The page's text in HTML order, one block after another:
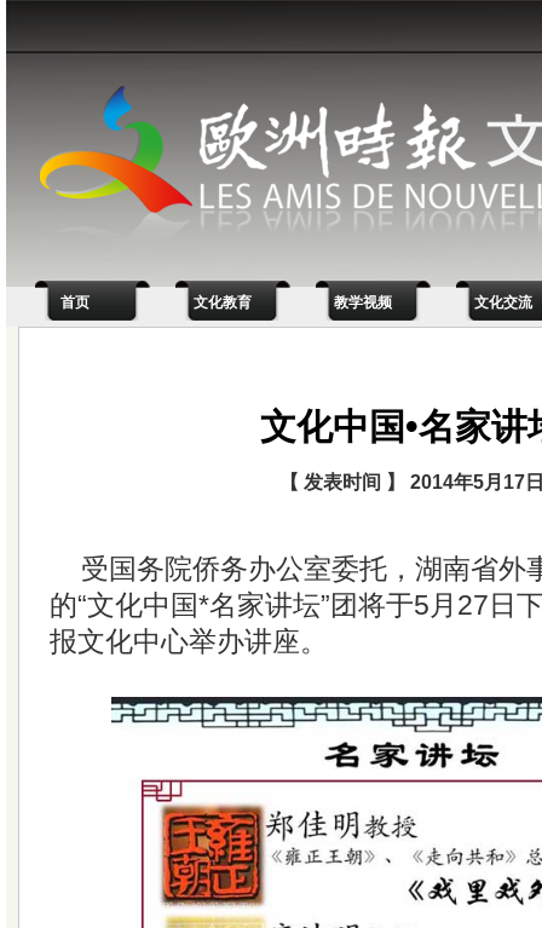
首页 文化教育 教学视频 文化交流
文化中国•名家讲
【 发表时间 】 2014年5月17
受国务院侨务办公室委托，湖南省外
的“文化中国*名家讲坛”团将于5月27日
报文化中心举办讲座。